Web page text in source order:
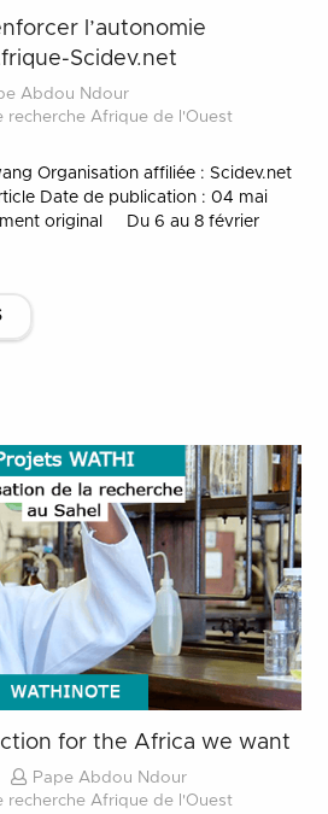
l’autonomie
Scidev.net
Abdou Ndour
recherche Afrique de l'Ouest
Organisation affiliée : Scidev.net
Date de publication : 04 mai
original Du 6 au 8 février
for the Africa we want
Pape Abdou Ndour
recherche Afrique de l'Ouest